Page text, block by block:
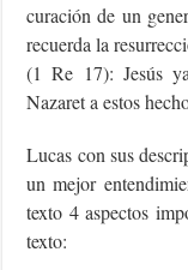
curación de un
recuerda la
(1 Re 17): Jesús
Nazaret a estos
Lucas con sus
un mejor
texto 4 aspectos
texto: